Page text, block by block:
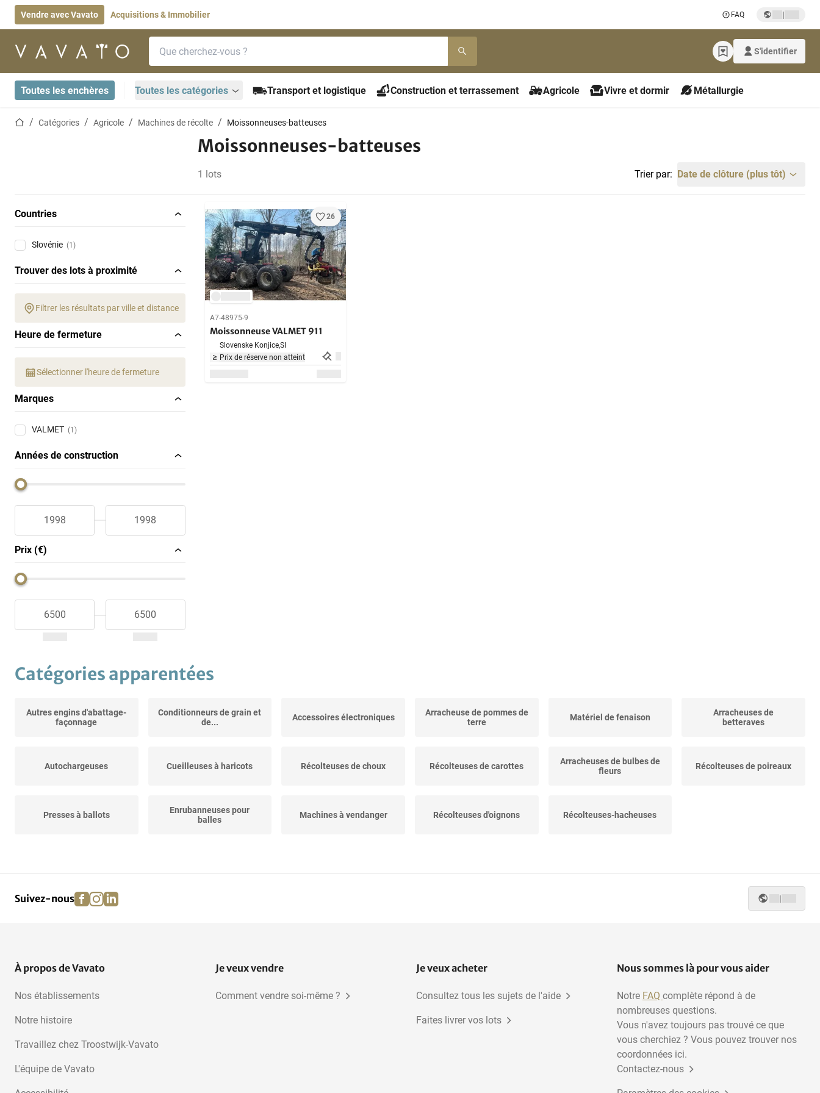
Vendre avec Vavato Acquisitions & Immobilier FAQ |
Page d'accueil S'identifier
Toutes les enchères Toutes les catégories Transport et logistique Construction et terrassement Agricole Vivre et dormir Métallurgie
Page d'accueil
Catégories Agricole Machines de récolte Moissonneuses-batteuses
Moissonneuses-batteuses
1 lots Trier par: Date de clôture (plus tôt)
Countries
Slovénie (1)
Trouver des lots à proximité
Filtrer les résultats par ville et distance
Heure de fermeture
Sélectionner l'heure de fermeture
Marques
VALMET (1)
Années de construction
Prix (€)
26
A7-48975-9
Moissonneuse VALMET 911
Slovenske Konjice,SI
Prix de réserve non atteint
Catégories apparentées
Autres engins d'abattage-
façonnage
Conditionneurs de grain et
de...
Accessoires électroniques
Arracheuse de pommes de
terre
Matériel de fenaison
Arracheuses de
betteraves
Autochargeuses Cueilleuses à haricots Récolteuses de choux Récolteuses de carottes
Arracheuses de bulbes de
fleurs
Récolteuses de poireaux
Presses à ballots
Enrubanneuses pour
balles
Machines à vendanger Récolteuses d'oignons Récolteuses-hacheuses
Suivez-nous facebook
instagram
linkedin |
À propos de Vavato
Nos établissements
Notre histoire
Travaillez chez Troostwijk-Vavato
L'équipe de Vavato
Je veux vendre
Comment vendre soi-même ?
Je veux acheter
Consultez tous les sujets de l'aide
Faites livrer vos lots
Nous sommes là pour vous aider
Notre FAQ complète répond à de
nombreuses questions.
Vous n'avez toujours pas trouvé ce que
vous cherchiez ? Vous pouvez trouver nos
coordonnées ici.
Contactez-nous